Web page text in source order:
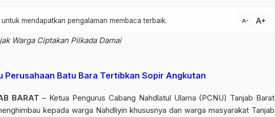
mendapatkan pengalaman membaca terbaik. text_decrease text_increase
Warga Ciptakan Pilkada Damai
Perusahaan Batu Bara Tertibkan Sopir Angkutan
BARAT – Ketua Pengurus Cabang Nahdlatul Ulama (PCNU) Tanjab Barat
kepada warga Nahdliyin khususnya dan warga masyarakat Tanjab